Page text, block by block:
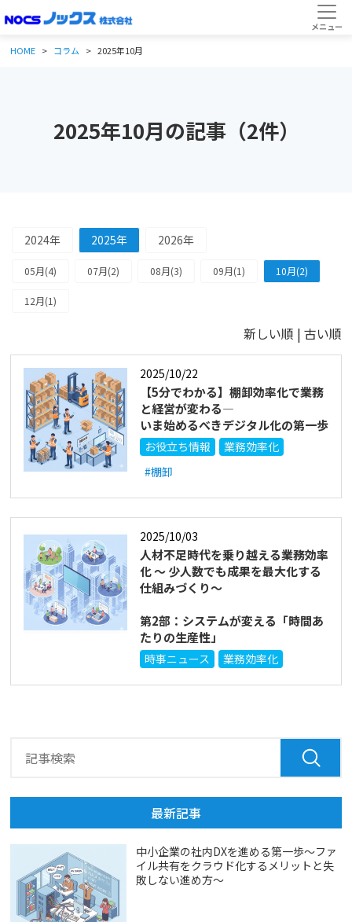
HOME コラム 2025年10月
2025年10月の記事（2件）
2024年 2025年 2026年
05月(4) 07月(2) 08月(3) 09月(1) 10月(2)
12月(1)
新しい順 | 古い順
2025/10/22
【5分でわかる】棚卸効率化で業務
と経営が変わる―
いま始めるべきデジタル化の第一歩
お役立ち情報
業務効率化
#棚卸
2025/10/03
人材不足時代を乗り越える業務効率
化 ～ 少人数でも成果を最大化する
仕組みづくり～
第2部：システムが変える「時間あ
たりの生産性」
時事ニュース 業務効率化
最新記事
中小企業の社内DXを進める第一歩～ファ
イル共有をクラウド化するメリットと失
敗しない進め方～